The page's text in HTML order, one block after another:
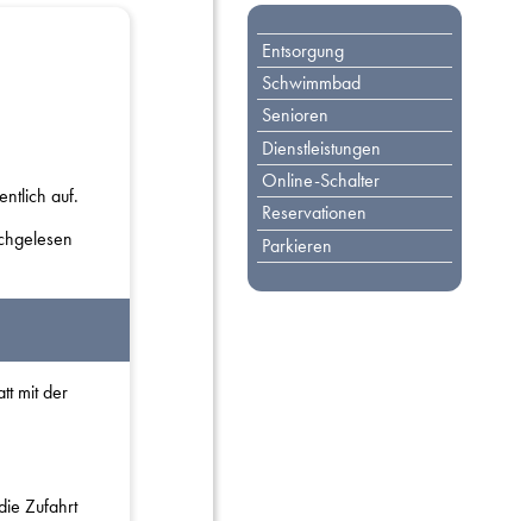
auf.
mit der
Zufahrt
Toplinks
Entsorgung
Schwimmbad
Senioren
Dienstleistungen
Online-Schalter
Reservationen
Parkieren